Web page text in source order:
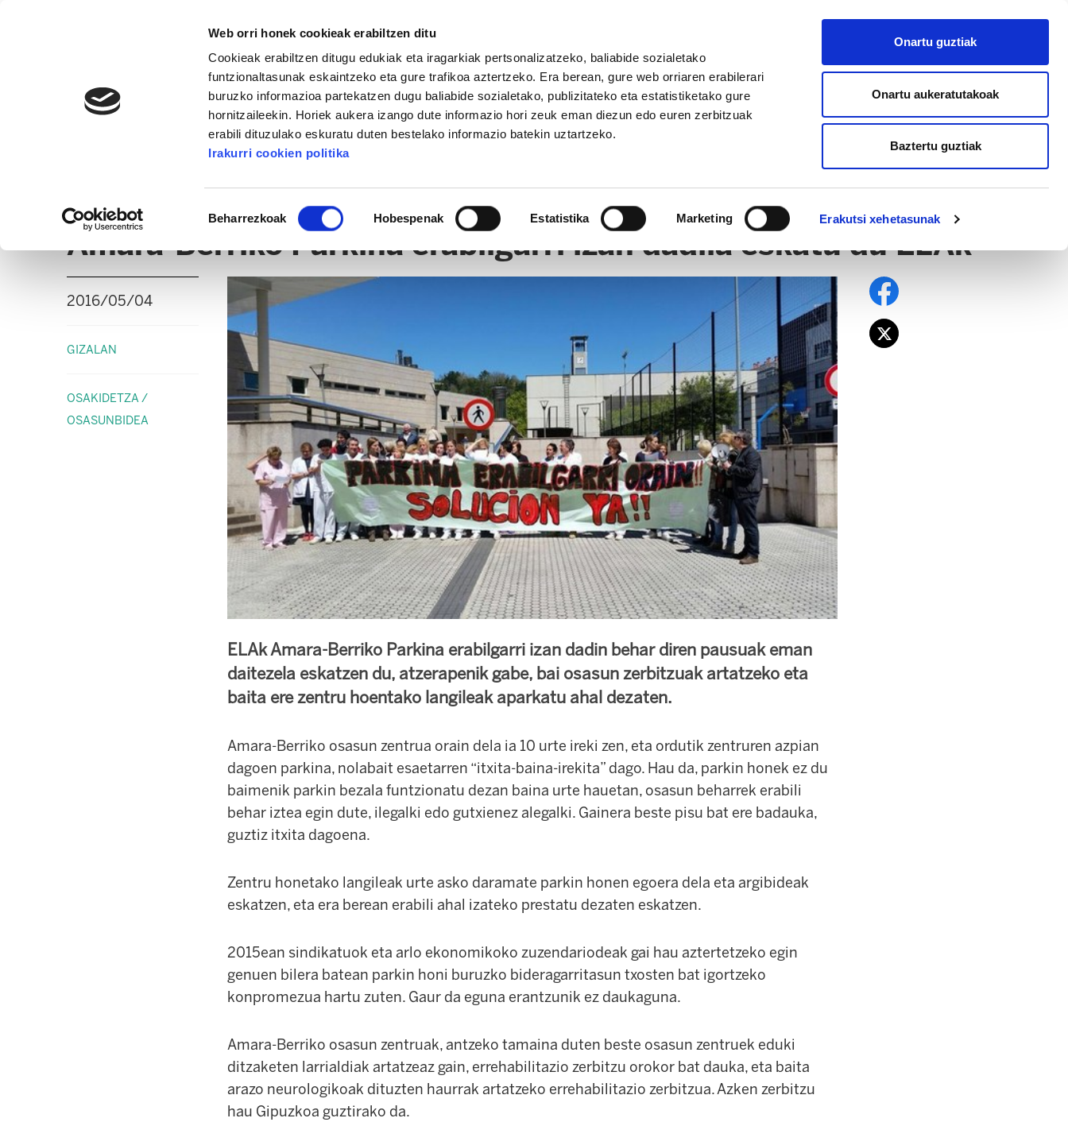
Web orri honek cookieak erabiltzen ditu
Cookieak erabiltzen ditugu edukiak eta iragarkiak pertsonalizatzeko, baliabide sozialetako
funtzionaltasunak eskaintzeko eta gure trafikoa aztertzeko. Era berean, gure web orriaren erabilerari
buruzko informazioa partekatzen dugu baliabide sozialetako, publizitateko eta estatistiketako gure
hornitzaileekin. Horiek aukera izango dute informazio hori zeuk eman diezun edo euren zerbitzuak
erabili dituzulako eskuratu duten bestelako informazio batekin uztartzeko.
Irakurri cookien politika
Beharrezkoak Hobespenak Estatistika Marketing Erakutsi xehetasunak
Onartu guztiak
Onartu aukeratutakoak
Baztertu guztiak
AFILIATU
OSAKIDETZA / OSASUNBIDEA
Amara-Berriko Parkina erabilgarri izan dadila eskatu du ELAk
2016/05/04
GIZALAN
OSAKIDETZA /
OSASUNBIDEA
ELAk Amara-Berriko Parkina erabilgarri izan dadin behar diren pausuak eman
daitezela eskatzen du, atzerapenik gabe, bai osasun zerbitzuak artatzeko eta
baita ere zentru hoentako langileak aparkatu ahal dezaten.
Amara-Berriko osasun zentrua orain dela ia 10 urte ireki zen, eta ordutik zentruren azpian
dagoen parkina, nolabait esaetarren “itxita-baina-irekita” dago. Hau da, parkin honek ez du
baimenik parkin bezala funtzionatu dezan baina urte hauetan, osasun beharrek erabili
behar iztea egin dute, ilegalki edo gutxienez alegalki. Gainera beste pisu bat ere badauka,
guztiz itxita dagoena.
Zentru honetako langileak urte asko daramate parkin honen egoera dela eta argibideak
eskatzen, eta era berean erabili ahal izateko prestatu dezaten eskatzen.
2015ean sindikatuok eta arlo ekonomikoko zuzendariodeak gai hau aztertetzeko egin
genuen bilera batean parkin honi buruzko bideragarritasun txosten bat igortzeko
konpromezua hartu zuten. Gaur da eguna erantzunik ez daukaguna.
Amara-Berriko osasun zentruak, antzeko tamaina duten beste osasun zentruek eduki
ditzaketen larrialdiak artatzeaz gain, errehabilitazio zerbitzu orokor bat dauka, eta baita
arazo neurologikoak dituzten haurrak artatzeko errehabilitazio zerbitzua. Azken zerbitzu
hau Gipuzkoa guztirako da.